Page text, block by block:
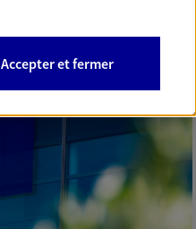
Accepter et fermer